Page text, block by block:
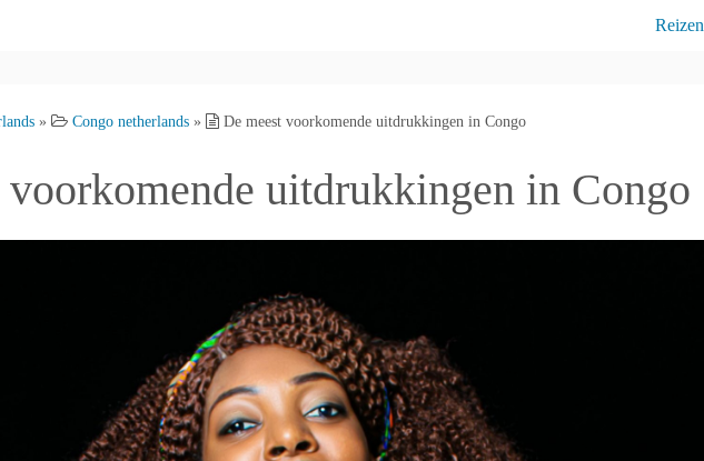
Reizen
» Congo netherlands » De meest voorkomende uitdrukkingen in Congo
voorkomende uitdrukkingen in Congo